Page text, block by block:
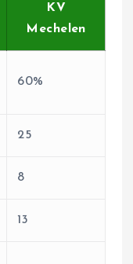
KV
Mechelen
60%
25
8
13